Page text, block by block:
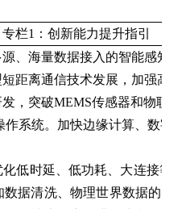
专栏1：创新能力提升指引
、海量数据接入的智能感知
距离通信技术发展，加强高
，突破MEMS传感器和物联
系统。加快边缘计算、数字
化低时延、低功耗、大连接等
据清洗、物理世界数据的标